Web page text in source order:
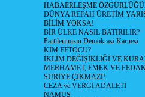
HABAERLEŞME
DÜNYA REFAH ÜRETİM
BİLİM YOKSA!
BİR ÜLKE NASIL BATIRILIR?
Partilerimizin Demokrasi Karnesi
KİM FETÖCÜ?
İKLİM DEĞİŞİKLİĞİ VE
MERHAMET, EMEK VE
SURİYE ÇIKMAZI!
CEZA ve VERGİ ADALETİ
NAMUS